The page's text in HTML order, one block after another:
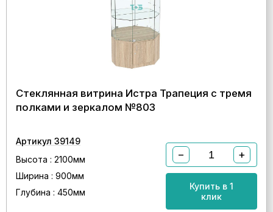
Стеклянная витрина Истра Трапеция с тремя
полками и зеркалом №803
Артикул 39149
Высота : 2100мм
Ширина : 900мм
Глубина : 450мм
− +
Купить в 1
клик